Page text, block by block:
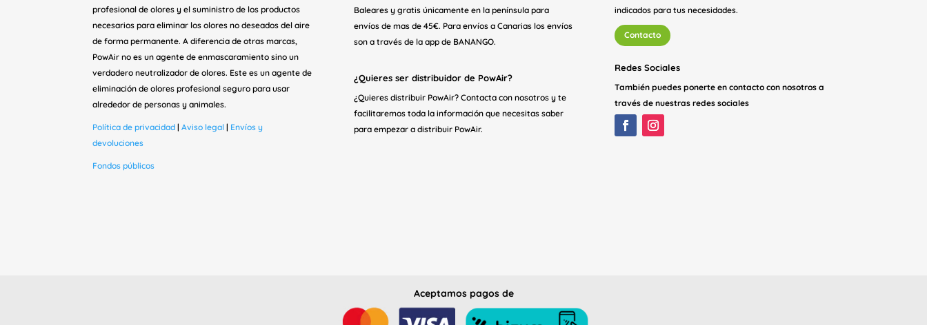
profesional de olores y el suministro de los productos
necesarios para eliminar los olores no deseados del aire
de forma permanente. A diferencia de otras marcas,
PowAir no es un agente de enmascaramiento sino un
verdadero neutralizador de olores. Este es un agente de
eliminación de olores profesional seguro para usar
alrededor de personas y animales.
Política de privacidad |Aviso legal | Envíos y
devoluciones
Fondos públicos
Baleares y gratis únicamente en la península para
envíos de mas de 45€. Para envíos a Canarias los envíos
son a través de la app de BANANGO.
¿Quieres ser distribuidor de PowAir?
¿Quieres distribuir PowAir? Contacta con nosotros y te
facilitaremos toda la información que necesitas saber
para empezar a distribuir PowAir.
indicados para tus necesidades.
Contacto
Redes Sociales
También puedes ponerte en contacto con nosotros a
través de nuestras redes sociales
Aceptamos pagos de